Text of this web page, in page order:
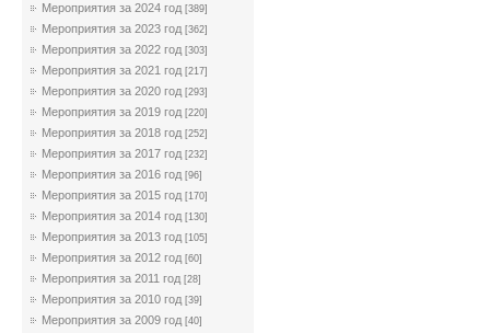
Мероприятия за 2024 год [389]
Мероприятия за 2023 год [362]
Мероприятия за 2022 год [303]
Мероприятия за 2021 год [217]
Мероприятия за 2020 год [293]
Мероприятия за 2019 год [220]
Мероприятия за 2018 год [252]
Мероприятия за 2017 год [232]
Мероприятия за 2016 год [96]
Мероприятия за 2015 год [170]
Мероприятия за 2014 год [130]
Мероприятия за 2013 год [105]
Мероприятия за 2012 год [60]
Мероприятия за 2011 год [28]
Мероприятия за 2010 год [39]
Мероприятия за 2009 год [40]